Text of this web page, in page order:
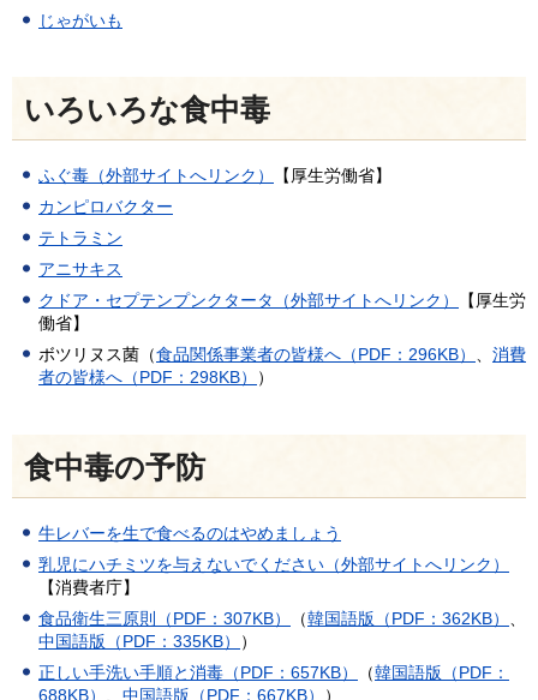
じゃがいも
いろいろな食中毒
ふぐ毒（外部サイトへリンク）
【厚生労働省】
カンピロバクター
テトラミン
アニサキス
クドア・セプテンプンクタータ（外部サイトへリンク）
【厚生労
働省】
ボツリヌス菌（食品関係事業者の皆様へ（PDF：296KB）
消費
者の皆様へ（PDF：298KB）
）
食中毒の予防
牛レバーを生で食べるのはやめましょう
乳児にハチミツを与えないでください（外部サイトへリンク）
【消費者庁】
食品衛生三原則（PDF：307KB）
（韓国語版（PDF：362KB）
中国語版（PDF：335KB）
）
正しい手洗い手順と消毒（PDF：657KB）
（韓国語版（PDF：
688KB）
中国語版（PDF：667KB）
）